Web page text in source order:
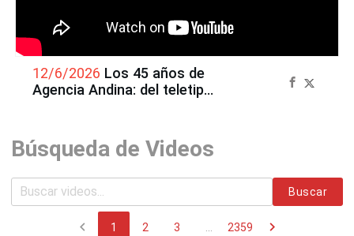
12/6/2026 Los 45 años de
Agencia Andina: del teletipo
Búsqueda de Videos
Buscar
chevron_left 1 2 3 2359 chevron_right